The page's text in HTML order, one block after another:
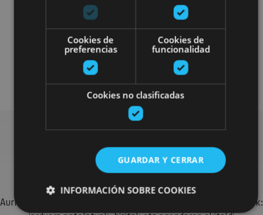
Bici Visitas guiadas
Bilatu plan gehiago
Aurkitu zure bidaia Nafarroan osatzeko planak eta iradokizunak:
Cookies de
preferencias
Cookies de
funcionalidad
Cookies no clasificadas
GUARDAR Y CERRAR
INFORMACIÓN SOBRE COOKIES